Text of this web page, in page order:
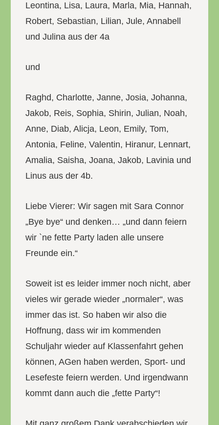
Leontina, Lisa, Laura, Marla, Mia, Hannah,
Robert, Sebastian, Lilian, Jule, Annabell
und Julina aus der 4a
und
Raghd, Charlotte, Janne, Josia, Johanna,
Jakob, Reis, Sophia, Shirin, Julian, Noah,
Anne, Diab, Alicja, Leon, Emily, Tom,
Antonia, Feline, Valentin, Hiranur, Lennart,
Amalia, Saisha, Joana, Jakob, Lavinia und
Linus aus der 4b.
Liebe Vierer: Wir sagen mit Sara Connor
„Bye bye“ und denken… „und dann feiern
wir `ne fette Party laden alle unsere
Freunde ein.“
Soweit ist es leider immer noch nicht, aber
vieles wir gerade wieder „normaler“, was
immer das ist. So haben wir also die
Hoffnung, dass wir im kommenden
Schuljahr wieder auf Klassenfahrt gehen
können, AGen haben werden, Sport- und
Lesefeste feiern werden. Und irgendwann
kommt dann auch die „fette Party“!